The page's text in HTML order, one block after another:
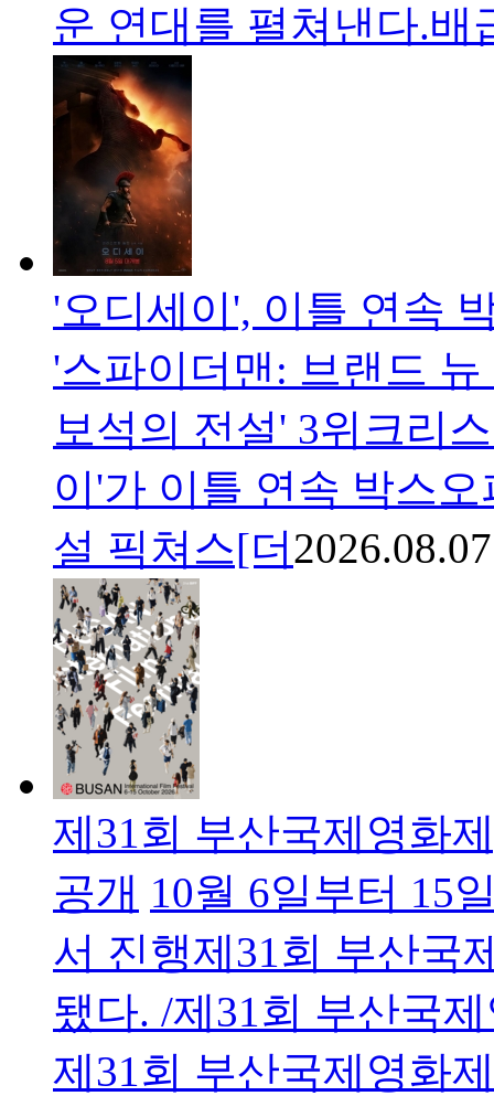
운 연대를 펼쳐낸다.배
'오디세이', 이틀 연속
'스파이더맨: 브랜드
보석의 전설' 3위크리
이'가 이틀 연속 박스
설 픽쳐스[더
제31회 부산국제영화
공개 10월 6일부터 15
서 진행제31회 부산국
됐다. /제31회 부산국
제31회 부산국제영화